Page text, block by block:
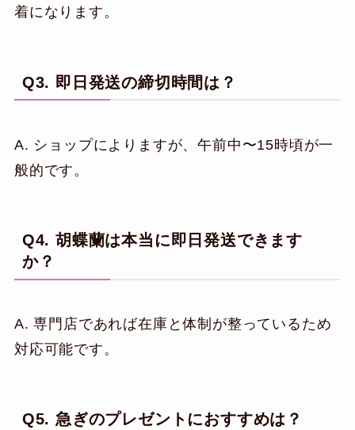
着になります。
Q3. 即日発送の締切時間は？
A. ショップによりますが、午前中〜15時頃が一
般的です。
Q4. 胡蝶蘭は本当に即日発送できます
か？
A. 専門店であれば在庫と体制が整っているため
対応可能です。
Q5. 急ぎのプレゼントにおすすめは？